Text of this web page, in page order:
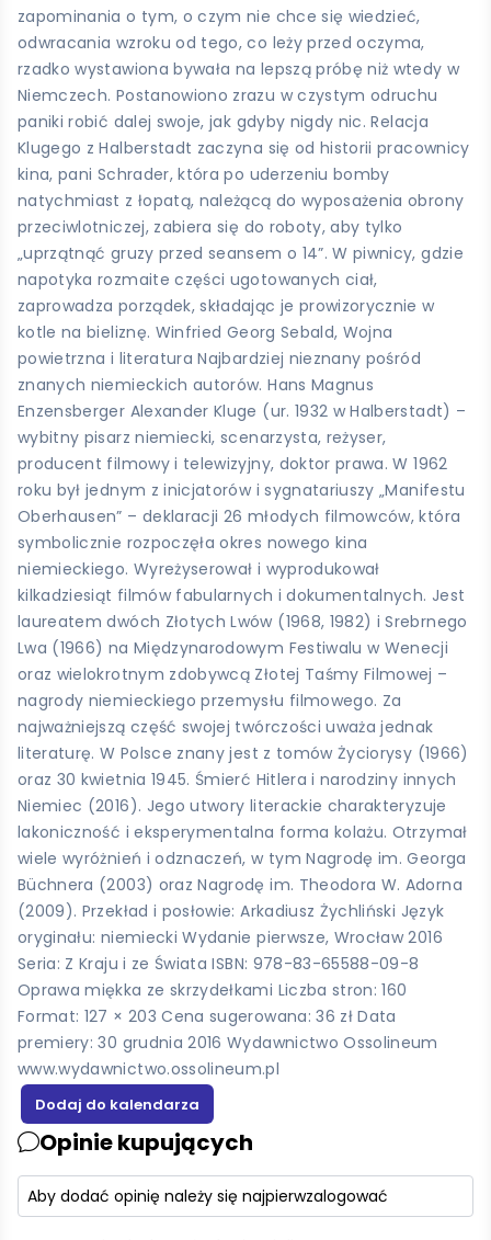
zapominania o tym, o czym nie chce się wiedzieć,
odwracania wzroku od tego, co leży przed oczyma,
rzadko wystawiona bywała na lepszą próbę niż wtedy w
Niemczech. Postanowiono zrazu w czystym odruchu
paniki robić dalej swoje, jak gdyby nigdy nic. Relacja
Klugego z Halberstadt zaczyna się od historii pracownicy
kina, pani Schrader, która po uderzeniu bomby
natychmiast z łopatą, należącą do wyposażenia obrony
przeciwlotniczej, zabiera się do roboty, aby tylko
„uprzątnąć gruzy przed seansem o 14”. W piwnicy, gdzie
napotyka rozmaite części ugotowanych ciał,
zaprowadza porządek, składając je prowizorycznie w
kotle na bieliznę. Winfried Georg Sebald, Wojna
powietrzna i literatura Najbardziej nieznany pośród
znanych niemieckich autorów. Hans Magnus
Enzensberger Alexander Kluge (ur. 1932 w Halberstadt) –
wybitny pisarz niemiecki, scenarzysta, reżyser,
producent filmowy i telewizyjny, doktor prawa. W 1962
roku był jednym z inicjatorów i sygnatariuszy „Manifestu
Oberhausen” – deklaracji 26 młodych filmowców, która
symbolicznie rozpoczęła okres nowego kina
niemieckiego. Wyreżyserował i wyprodukował
kilkadziesiąt filmów fabularnych i dokumentalnych. Jest
laureatem dwóch Złotych Lwów (1968, 1982) i Srebrnego
Lwa (1966) na Międzynarodowym Festiwalu w Wenecji
oraz wielokrotnym zdobywcą Złotej Taśmy Filmowej –
nagrody niemieckiego przemysłu filmowego. Za
najważniejszą część swojej twórczości uważa jednak
literaturę. W Polsce znany jest z tomów Życiorysy (1966)
oraz 30 kwietnia 1945. Śmierć Hitlera i narodziny innych
Niemiec (2016). Jego utwory literackie charakteryzuje
lakoniczność i eksperymentalna forma kolażu. Otrzymał
wiele wyróżnień i odznaczeń, w tym Nagrodę im. Georga
Büchnera (2003) oraz Nagrodę im. Theodora W. Adorna
(2009). Przekład i posłowie: Arkadiusz Żychliński Język
oryginału: niemiecki Wydanie pierwsze, Wrocław 2016
Seria: Z Kraju i ze Świata ISBN: 978-83-65588-09-8
Oprawa miękka ze skrzydełkami Liczba stron: 160
Format: 127 × 203 Cena sugerowana: 36 zł Data
premiery: 30 grudnia 2016 Wydawnictwo Ossolineum
www.wydawnictwo.ossolineum.pl
Opinie kupujących
Aby dodać opinię należy się najpierwzalogować